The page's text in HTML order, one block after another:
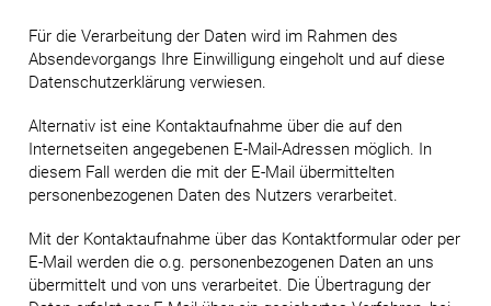
Für die Verarbeitung der Daten wird im Rahmen des
Absendevorgangs Ihre Einwilligung eingeholt und auf diese
Datenschutzerklärung verwiesen.
Alternativ ist eine Kontaktaufnahme über die auf den
Internetseiten angegebenen E-Mail-Adressen möglich. In
diesem Fall werden die mit der E-Mail übermittelten
personenbezogenen Daten des Nutzers verarbeitet.
Mit der Kontaktaufnahme über das Kontaktformular oder per
E-Mail werden die o.g. personenbezogenen Daten an uns
übermittelt und von uns verarbeitet. Die Übertragung der